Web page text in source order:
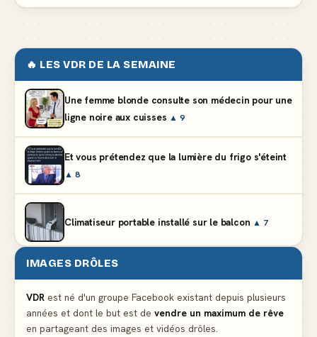
🔥 LES VDR DE LA SEMAINE
Une femme blonde consulte son médecin pour une
ligne noire aux cuisses ▲ 9
Et vous prétendez que la lumière du frigo s'éteint
▲ 8
Climatiseur portable installé sur le balcon ▲ 7
Le problème cardiaque du médecin ▲ 5
La voisine en bikini pour que le mari tonde la
IMAGES DRÔLES
VDR est né d'un groupe Facebook existant depuis plusieurs
années et dont le but est de vendre un maximum de rêve
en partageant des images et vidéos drôles.